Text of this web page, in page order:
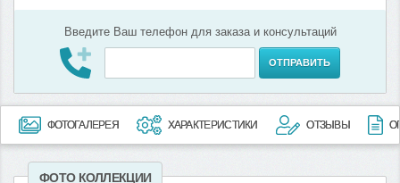
Введите Ваш телефон для заказа и консультаций
ОТПРАВИТЬ
ФОТОГАЛЕРЕЯ ХАРАКТЕРИСТИКИ ОТЗЫВЫ
ФОТО КОЛЛЕКЦИИ